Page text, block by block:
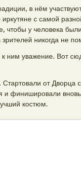
в нём
с самой
чтобы у человека
никогда не
ним уважение. Вот
от Дворца
и финишировали
костюм.